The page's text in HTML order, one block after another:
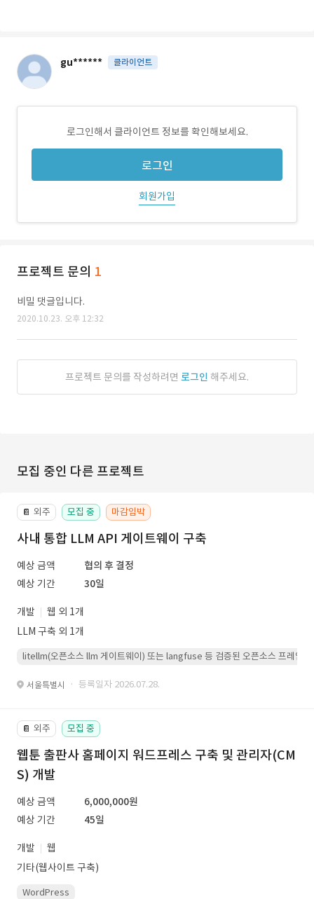
gu****** 클라이언트
로그인해서 클라이언트 정보를 확인해보세요.
로그인
회원가입
프로젝트 문의 1
비밀 댓글입니다.
2020.10.23. 오후 12:32
프로젝트 문의를 작성하려면 로그인 해주세요.
모집 중인 다른 프로젝트
📔 외주 모집 중 마감임박
사내 통합 LLM API 게이트웨이 구축
예상 금액
협의 후 결정
예상 기간
30일
개발
웹 외 1개
LLM 구축 외 1개
litellm(오픈소스 llm 게이트웨이) 또는 langfuse 등 검증된 오픈소스 프레임워
서울특별시 · 등록일자 2026.07.28.
📔 외주 모집 중
웹툰 출판사 홈페이지 워드프레스 구축 및 관리자(CM
S) 개발
예상 금액
6,000,000원
예상 기간
45일
개발
웹
기타(웹사이트 구축)
WordPress